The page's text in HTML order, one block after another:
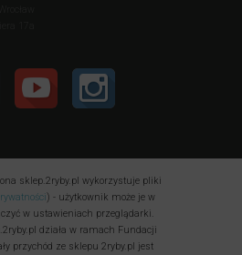
sklep.2ryby.pl wykorzystuje pliki
) - użytkownik może je w
w ustawieniach przeglądarki.
działa w ramach Fundacji
przychód ze sklepu 2ryby.pl jest